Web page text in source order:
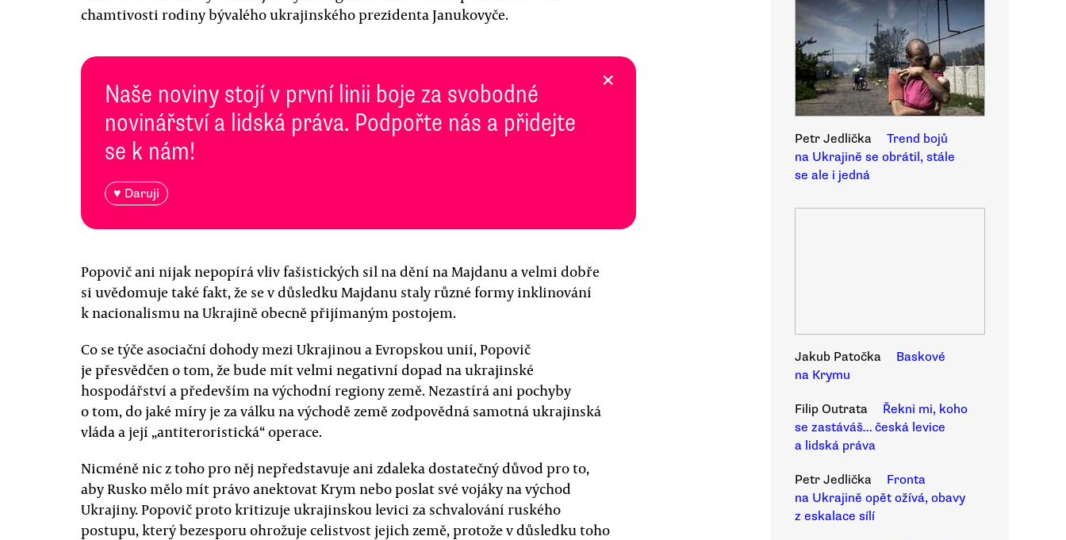
chamtivosti rodiny bývalého ukrajinského prezidenta Janukovyče.
Naše noviny stojí v první linii boje za svobodné
novinářství a lidská práva. Podpořte nás a přidejte
se k nám!
♥ Daruji
×
Popovič ani nijak nepopírá vliv fašistických sil na dění na Majdanu a velmi dobře
si uvědomuje také fakt, že se v důsledku Majdanu staly různé formy inklinování
k nacionalismu na Ukrajině obecně přijímaným postojem.
Co se týče asociační dohody mezi Ukrajinou a Evropskou unií, Popovič
je přesvědčen o tom, že bude mít velmi negativní dopad na ukrajinské
hospodářství a především na východní regiony země. Nezastírá ani pochyby
o tom, do jaké míry je za válku na východě země zodpovědná samotná ukrajinská
vláda a její „antiteroristická“ operace.
Nicméně nic z toho pro něj nepředstavuje ani zdaleka dostatečný důvod pro to,
aby Rusko mělo mít právo anektovat Krym nebo poslat své vojáky na východ
Ukrajiny. Popovič proto kritizuje ukrajinskou levici za schvalování ruského
postupu, který bezesporu ohrožuje celistvost jejich země, protože v důsledku toho
Petr Jedlička
Trend bojů
na Ukrajině se obrátil, stále
se ale i jedná
Jakub Patočka
Baskové
na Krymu
Filip Outrata
Řekni mi, koho
se zastáváš… česká levice
a lidská práva
Petr Jedlička
Fronta
na Ukrajině opět ožívá, obavy
z eskalace sílí